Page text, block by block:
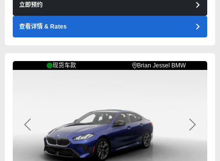
立即预约
查看详情 & Rates
现货车款 Brian Jessel BMW
Previous Next